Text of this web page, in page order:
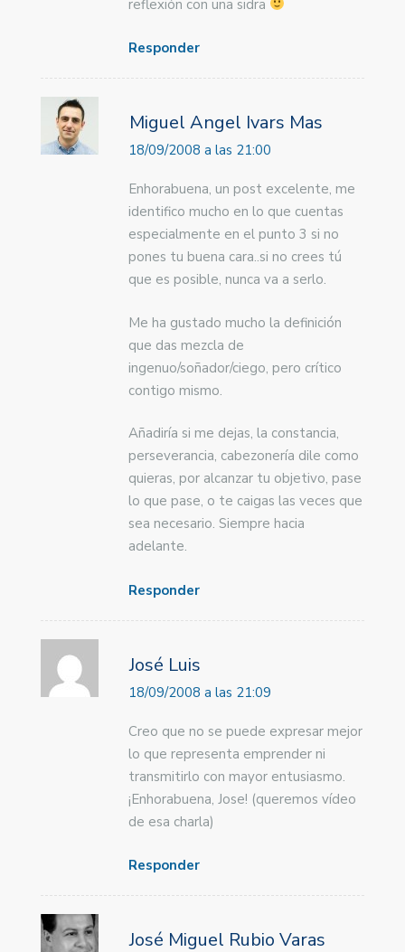
reflexión con una sidra
Responder
Miguel Angel Ivars Mas
18/09/2008 a las 21:00
Enhorabuena, un post excelente, me
identifico mucho en lo que cuentas
especialmente en el punto 3 si no
pones tu buena cara..si no crees tú
que es posible, nunca va a serlo.
Me ha gustado mucho la definición
que das mezcla de
ingenuo/soñador/ciego, pero crítico
contigo mismo.
Añadiría si me dejas, la constancia,
perseverancia, cabezonería dile como
quieras, por alcanzar tu objetivo, pase
lo que pase, o te caigas las veces que
sea necesario. Siempre hacia
adelante.
Responder
José Luis
18/09/2008 a las 21:09
Creo que no se puede expresar mejor
lo que representa emprender ni
transmitirlo con mayor entusiasmo.
¡Enhorabuena, Jose! (queremos vídeo
de esa charla)
Responder
José Miguel Rubio Varas